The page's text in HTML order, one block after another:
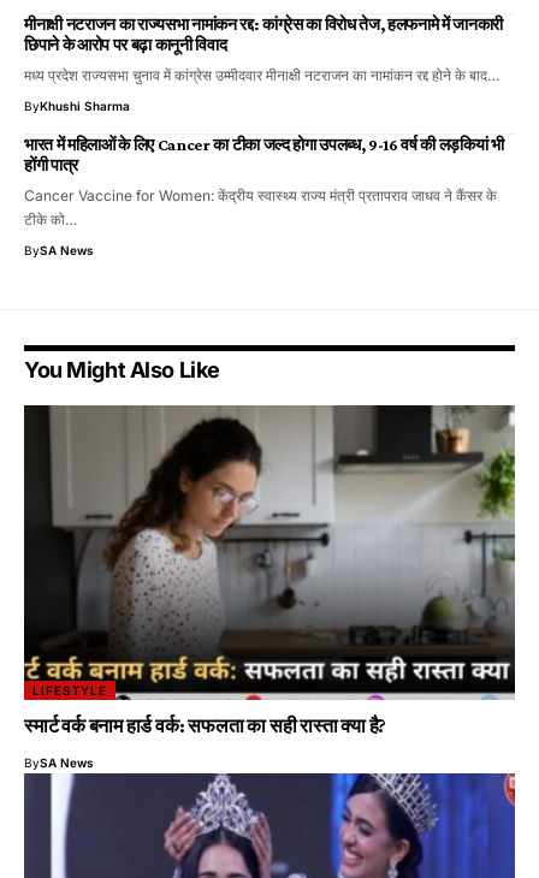
मीनाक्षी नटराजन का राज्यसभा नामांकन रद्द: कांग्रेस का विरोध तेज, हलफनामे में जानकारी
छिपाने के आरोप पर बढ़ा कानूनी विवाद
मध्य प्रदेश राज्यसभा चुनाव में कांग्रेस उम्मीदवार मीनाक्षी नटराजन का नामांकन रद्द होने के बाद…
ByKhushi Sharma
भारत में महिलाओं के लिए Cancer का टीका जल्द होगा उपलब्ध, 9-16 वर्ष की लड़कियां भी
होंगी पात्र
Cancer Vaccine for Women: केंद्रीय स्वास्थ्य राज्य मंत्री प्रतापराव जाधव ने कैंसर के
टीके को…
BySA News
You Might Also Like
LIFESTYLE
स्मार्ट वर्क बनाम हार्ड वर्क: सफलता का सही रास्ता क्या है?
BySA News